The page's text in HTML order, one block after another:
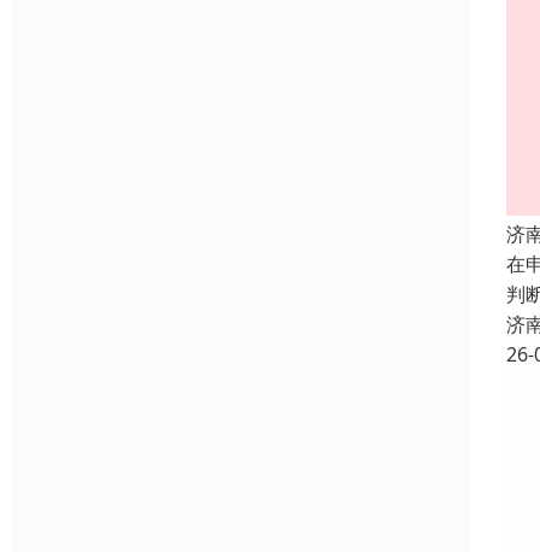
济
在
判
济
26-